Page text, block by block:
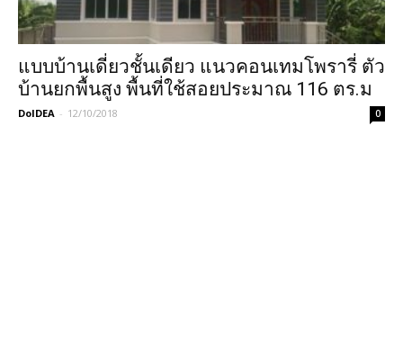
แบบบ้านเดี่ยวชั้นเดียว แนวคอนเทมโพรารี่ ตัว
บ้านยกพื้นสูง พื้นที่ใช้สอยประมาณ 116 ตร.ม
DoIDEA - 12/10/2018 0